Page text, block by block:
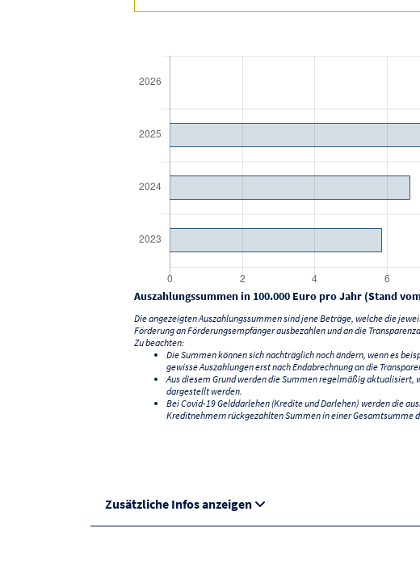
Auszahlungssummen in 100.000 Euro pro Jahr (Stand
Die angezeigten Auszahlungssummen sind jene Beträge, welche die
Förderung an Förderungsempfänger ausbezahlen und an die
Zu beachten:
Die Summen können sich nachträglich noch ändern, wenn es
gewisse Auszahlungen erst nach Endabrechnung an die
Aus diesem Grund werden die Summen regelmäßig aktualisiert,
dargestellt werden.
Bei Covid-19 Gelddarlehen (Kredite und Darlehen) werden die
Kreditnehmern rückgezahlten Summen in einer Gesamtsumme
Zusätzliche Infos anzeigen